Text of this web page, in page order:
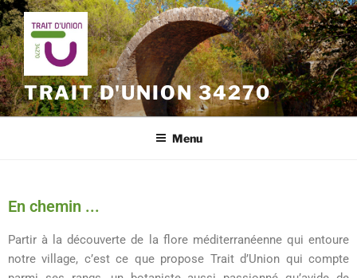
TRAIT D'UNION 34270
Menu
En chemin ...
Partir à la découverte de la flore méditerranéenne qui entoure
notre village, c’est ce que propose Trait d’Union qui compte